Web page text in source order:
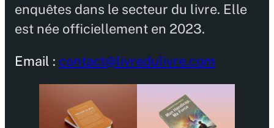
enquêtes dans le secteur du livre. Elle
est née officiellement en 2023.
Email : contact@livredulivre.com